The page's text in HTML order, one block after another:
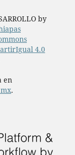
by
4.0
en
.